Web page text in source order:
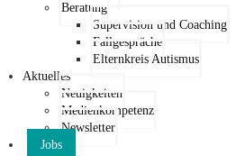
Beratung
Supervision und Coaching
Fallgespräche
Elternkreis Autismus
Aktuelles
Neuigkeiten
Medienkompetenz
Newsletter
Jobs